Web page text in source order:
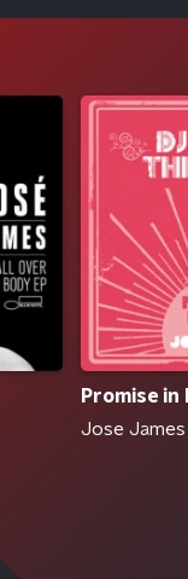
Promise in
Jose James